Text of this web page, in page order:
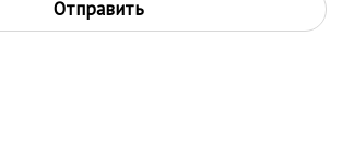
Отправить